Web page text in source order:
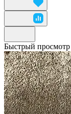
Быстрый просмотр